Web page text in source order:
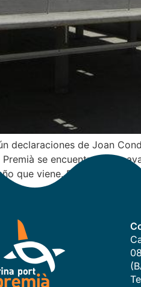
declaraciones de Joan
se encuentran muy
año que viene. En este